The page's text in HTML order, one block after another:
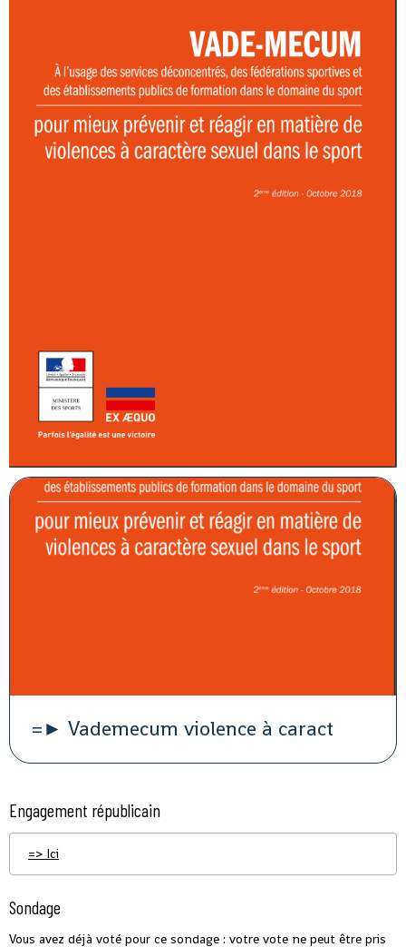
=► Vademecum violence à caract
Engagement républicain
=> Ici
Sondage
Vous avez déjà voté pour ce sondage : votre vote ne peut être pris